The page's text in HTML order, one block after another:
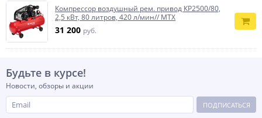
Компрессор воздушный рем. привод КР2500/80,
2,5 кВт, 80 литров, 420 л/мин// МТХ
31 200 руб.
Будьте в курсе!
Новости, обзоры и акции
ПОДПИСАТЬСЯ